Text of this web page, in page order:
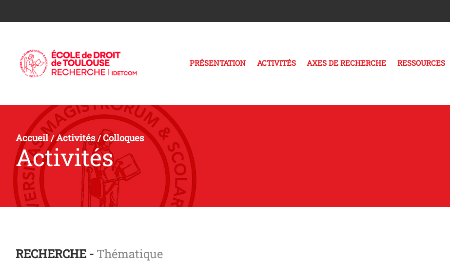
PRÉSENTATION ACTIVITÉS AXES DE RECHERCHE RESSOURCES
Accueil/Activités/Colloques
Activités
RECHERCHE - Thématique